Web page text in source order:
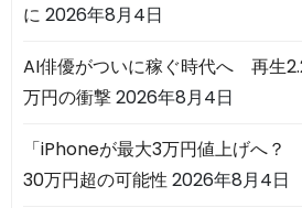
に 2026年8月4日
AI俳優がついに稼ぐ時代へ 再生
万円の衝撃2026年8月4日
「iPhoneが最大3万円値上げへ
30万円超の可能性2026年8月4日